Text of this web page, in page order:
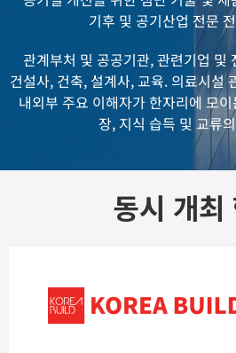
기후 및 공기산업 전문
관계부처 및 공공기관, 관련기업 및
건설사, 건축, 설계사, 교육. 의료시설
내외부 주요 이해자가 한자리에 모
장, 지식 습득 및 교류
동시 개최